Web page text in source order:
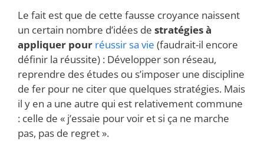
Le fait est que de cette fausse croyance naissent
un certain nombre d’idées de stratégies à
appliquer pour réussir sa vie (faudrait-il encore
définir la réussite) : Développer son réseau,
reprendre des études ou s’imposer une discipline
de fer pour ne citer que quelques stratégies. Mais
il y en a une autre qui est relativement commune
: celle de « j’essaie pour voir et si ça ne marche
pas, pas de regret ».